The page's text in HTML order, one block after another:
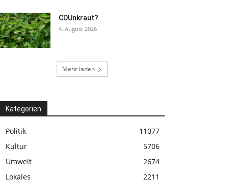
CDUnkraut?
4. August 2026
Mehr laden
Kategorien
Politik
11077
Kultur
5706
Umwelt
2674
Lokales
2211